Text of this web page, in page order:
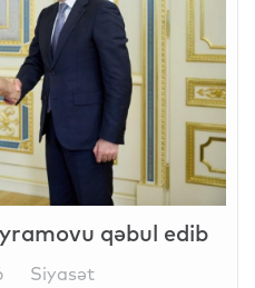
qəbul edib
Siyasət